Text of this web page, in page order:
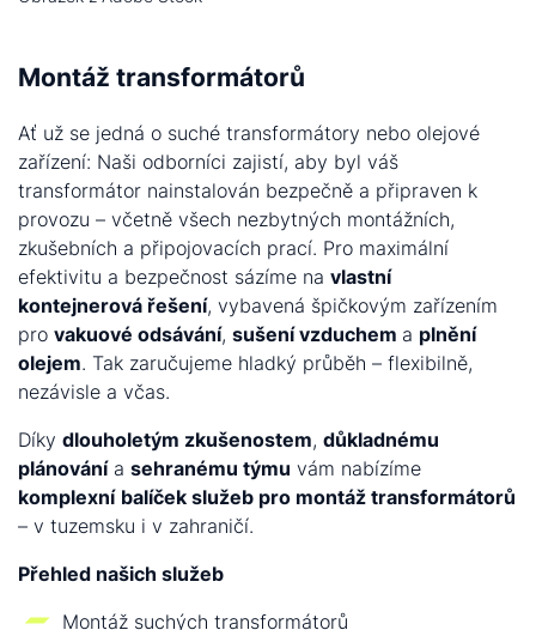
Montáž transformátorů
Ať už se jedná o suché transformátory nebo olejové
zařízení: Naši odborníci zajistí, aby byl váš
transformátor nainstalován bezpečně a připraven k
provozu – včetně všech nezbytných montážních,
zkušebních a připojovacích prací. Pro maximální
efektivitu a bezpečnost sázíme navlastní
kontejnerová řešení, vybavená špičkovým zařízením
provakuové odsávání,sušení vzduchem a plnění
olejem. Tak zaručujeme hladký průběh – flexibilně,
nezávisle a včas.
Díkydlouholetým zkušenostem,důkladnému
plánováníasehranému týmu vám nabízíme
komplexní balíček služeb pro montáž transformátorů
– v tuzemsku i v zahraničí.
Přehled našich služeb
Montáž suchých transformátorů